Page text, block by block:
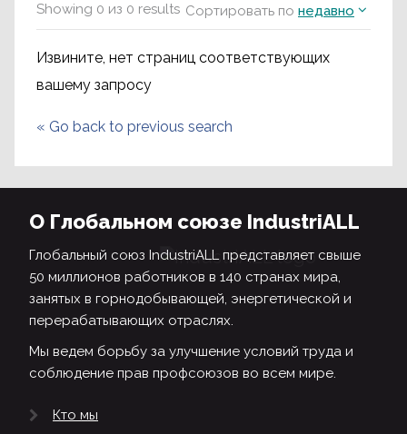
Showing 0 из 0 results Сортировать по недавно
Извините, нет страниц соответствующих
вашему запросу
« Go back to previous search
О Глобальном союзе IndustriALL
Глобальный союз IndustriALL представляет свыше
50 миллионов работников в 140 странах мира,
занятых в горнодобывающей, энергетической и
перерабатывающих отраслях.
Мы ведем борьбу за улучшение условий труда и
соблюдение прав профсоюзов во всем мире.
Кто мы